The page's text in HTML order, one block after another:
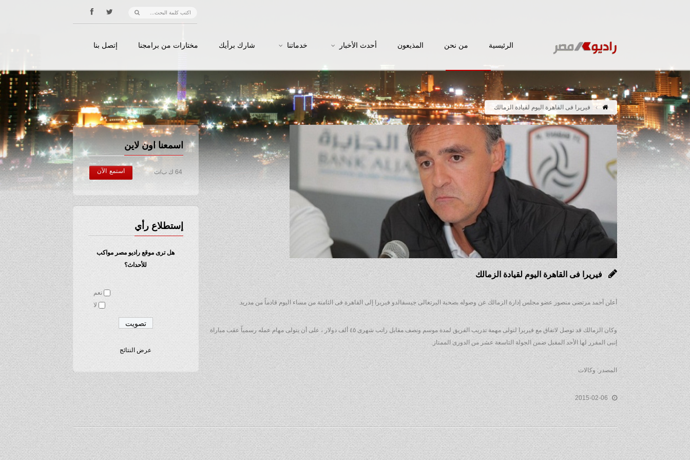
الرئيسية من نحن المذيعون أحدث الأخبار خدماتنا شارك برأيك مختارات من برامجنا إتصل بنا
فيريرا فى القاهرة اليوم لقيادة الزمالك
اسمعنا اون لاين
64 ك ب/ث استمع الآن
إستطلاع رأي
هل ترى موقع راديو مصر مواكب
للأحداث؟
نعم
لا
عرض النتائج
فيريرا فى القاهرة اليوم لقيادة الزمالك
أعلن أحمد مرتضى منصور عضو مجلس إدارة الزمالك عن وصوله بصحبة البرتغالى جيسفالدو فيريرا إلى القاهرة فى الثامنة من مساء اليوم قادماً من مدريد.
وكان الزمالك قد توصل لاتفاق مع فيريرا لتولى مهمة تدريب الفريق لمدة موسم ونصف مقابل راتب شهرى ٤٥ ألف دولار ، على أن يتولى مهام عمله رسمياً عقب مباراة
إنبى المقرر لها الأحد المقبل ضمن الجولة التاسعة عشر من الدورى الممتاز.
المصدر: وكالات
2015-02-06